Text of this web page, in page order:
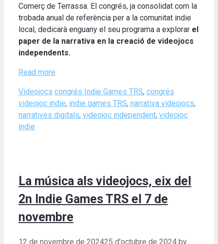
Comerç de Terrassa. El congrés, ja consolidat com la
trobada anual de referència per a la comunitat indie
local, dedicarà enguany el seu programa a explorar el
paper de la narrativa en la creació de videojocs
independents.
Read more
Categories
Videojocs Tags
congrés Indie Games TRS, congrés
videojoc indie, indie games TRS, narrativa videojocs,
narratives digitals, videojoc independent, videojoc
indie
La música als videojocs, eix del
2n Indie Games TRS el 7 de
novembre
12 de novembre de 202425 d'octubre de 2024 by